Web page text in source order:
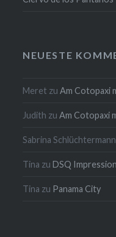
NEUESTE
Meret zuAm Cotopaxi
Judith zuAm Cotopaxi
Sabrina Schlüchtermann
Tina zuDSQ
Tina zu Panama City